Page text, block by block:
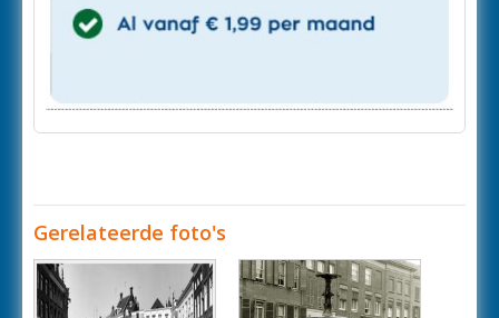
Gerelateerde foto's